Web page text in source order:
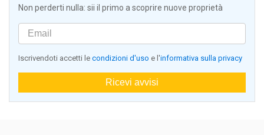
Non perderti nulla: sii il primo a scoprire nuove proprietà
Iscrivendoti accetti le condizioni d'uso e l'informativa sulla privacy
Ricevi avvisi